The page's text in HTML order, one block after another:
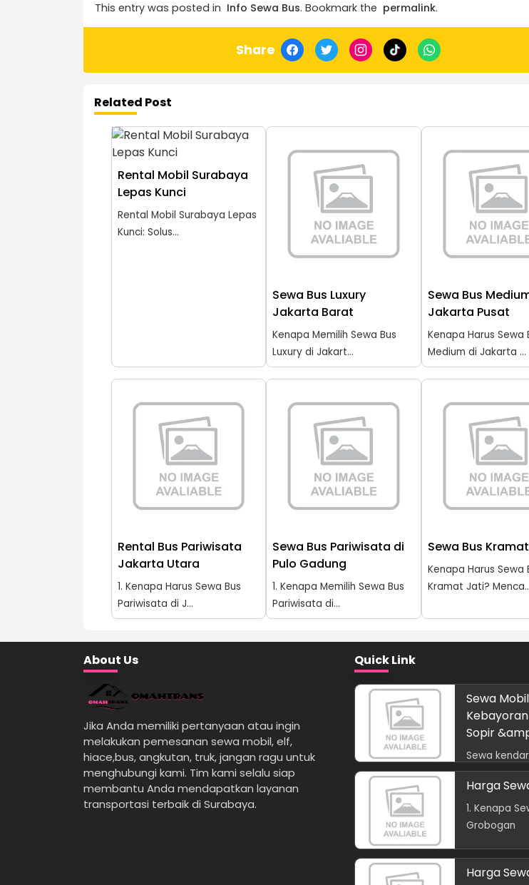
This entry was posted in Info Sewa Bus. Bookmark the permalink.
Share
Related Post
Rental Mobil Surabaya
Lepas Kunci
Rental Mobil Surabaya Lepas
Kunci: Solus...
Sewa Bus Luxury
Jakarta Barat
Kenapa Memilih Sewa Bus
Luxury di Jakart...
Sewa Bus
Jakarta Pusat
Kenapa Harus Sewa
Medium di Jakarta ...
Rental Bus Pariwisata
Jakarta Utara
1. Kenapa Harus Sewa Bus
Pariwisata di J...
Sewa Bus Pariwisata di
Pulo Gadung
1. Kenapa Memilih Sewa Bus
Pariwisata di...
Sewa Bus
Kenapa Harus Sewa
Kramat Jati?
About Us
Jika Anda memiliki pertanyaan atau ingin
melakukan pemesanan sewa mobil, elf,
hiace,bus, angkutan, truk, jangan ragu untuk
menghubungi kami. Tim kami selalu siap
membantu Anda mendapatkan layanan
transportasi terbaik di Surabaya.
Quick Link
Sewa
Sopir
Sewa
bukanl
Harga
1. Kenapa
Grobogan
Harga